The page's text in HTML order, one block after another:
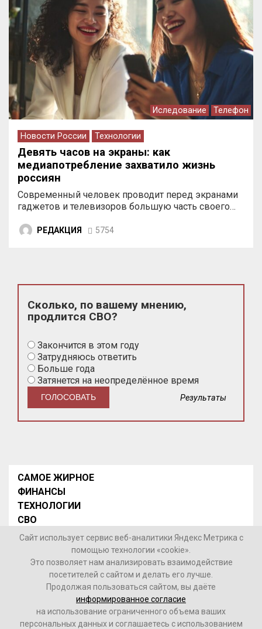
Иследование Телефон
Новости России Технологии
Девять часов на экраны: как
медиапотребление захватило жизнь
россиян
Современный человек проводит перед экранами
гаджетов и телевизоров большую часть своего…
РЕДАКЦИЯ 5754
Сколько, по вашему мнению,
продлится СВО?
Закончится в этом году
Затрудняюсь ответить
Больше года
Затянется на неопределённое время
Результаты
САМОЕ ЖИРНОЕ
ФИНАНСЫ
ТЕХНОЛОГИИ
СВО
НОВОСТИ В МИРЕ
НОВОСТИ РОССИИ
Контакты
© 2026 Интернет-газета «МедиаЖир» -Согласие
пользователя на обработку данных
Сайт использует сервис веб-аналитики Яндекс Метрика с
помощью технологии «cookie».
Это позволяет нам анализировать взаимодействие
посетителей с сайтом и делать его лучше.
Продолжая пользоваться сайтом, вы даёте
информированное согласие
на использование ограниченного объема ваших
персональных данных и соглашаетесь с использованием